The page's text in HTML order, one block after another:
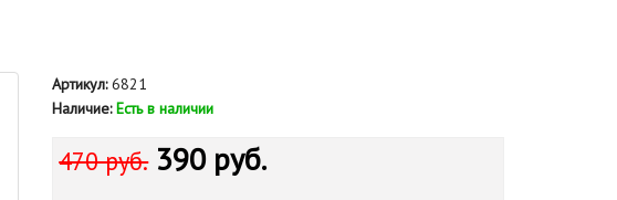
Артикул:6821
Наличие: Есть в наличии
470 руб. 390 руб.